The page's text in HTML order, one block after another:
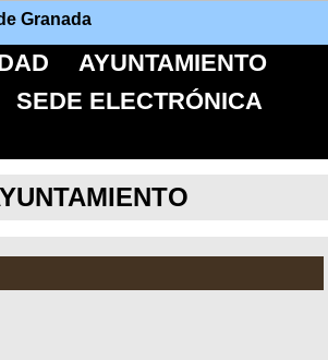
Granada
AYUNTAMIENTO
SEDE ELECTRÓNICA